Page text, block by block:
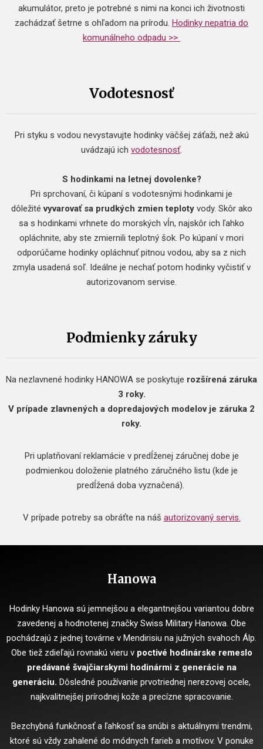
akumulátor, preto je potrebné s nimi na konci ich životnosti
zachádzať šetrne s ohľadom na prírodu. Hodinky nepatria do
komunálneho odpadu >>
Vodotesnosť
Pri styku s vodou nevystavujte hodinky väčšej záťaži, než akú
uvádzajú ich vodotesnosť.
S hodinkami na letnej dovolenke?
Pri sprchovaní, či kúpaní s vodotesnými hodinkami je
dôležitévyvarovať sa prudkých zmien teploty vody. Skôr ako
sa s hodinkami vrhnete do morských vĺn, najskôr ich ľahko
opláchnite, aby ste zmiernili teplotný šok. Po kúpaní v mori
odporúčame hodinky opláchnuť pitnou vodou, aby sa z nich
zmyla usadená soľ. Ideálne je nechať potom hodinky vyčistiť v
autorizovanom servise.
Podmienky záruky
Na nezlavnené hodinky HANOWA se poskytuje rozšírená záruka
3 roky.
V prípade zlavnených a dopredajových modelov je záruka 2
roky.
Pri uplatňovaní reklamácie v predĺženej záručnej dobe je
podmienkou doloženie platného záručného listu (kde je
predĺžená doba vyznačená).
V prípade potreby sa obráťte na náš autorizovaný servis.
Hanowa
Hodinky Hanowa sú jemnejšou a elegantnejšou variantou dobre
zavedenej a hodnotenej značky Swiss Military Hanowa. Obe
pochádzajú z jednej továrne v Mendirisiu na južných svahoch Álp.
Obe tiež zdieľajú rovnakú vieru v poctivé hodinárske remeslo
predávané švajčiarskymi hodinármi z generácie na
generáciu. Dôsledné používanie prvotriednej nerezovej ocele,
najkvalitnejšej prírodnej kože a precízne spracovanie.
Bezchybná funkčnosť a ľahkosť sa snúbi s aktuálnymi trendmi,
ktoré sú vždy zahalené do módnych farieb a motívov. V ponuke